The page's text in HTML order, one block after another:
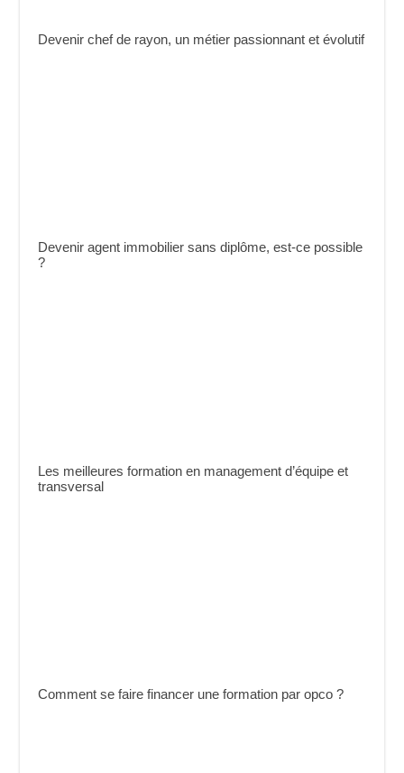
Devenir chef de rayon, un métier passionnant et évolutif
Devenir agent immobilier sans diplôme, est-ce possible
?
Les meilleures formation en management d’équipe et
transversal
Comment se faire financer une formation par opco ?